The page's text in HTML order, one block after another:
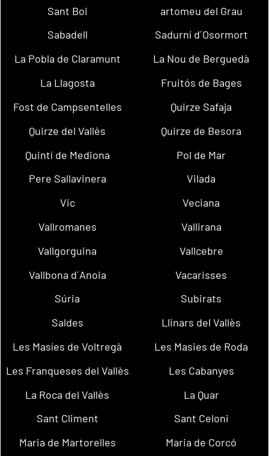
Sant Boi
artomeu del Grau
Sabadell
Sadurní d´Osormort
La Pobla de Claramunt
La Nou de Berguedà
La Llagosta
Fruitós de Bages
Fost de Campsentelles
Quirze Safaja
Quirze del Vallès
Quirze de Besora
Quintí de Mediona
Pol de Mar
Pere Sallavinera
Vilada
Vic
Veciana
Vallromanes
Vallirana
Vallgorguina
Vallcebre
Vallbona d´Anoia
Vacarisses
Súria
Subirats
Saldes
Llinars del Vallès
Les Masíes de Voltregà
Les Masies de Roda
Les Franqueses del Vallès
Les Cabanyes
La Roca del Vallès
La Quar
Sant Climent
Sant Celoni
Maria de Martorelles
Maria de Corcó